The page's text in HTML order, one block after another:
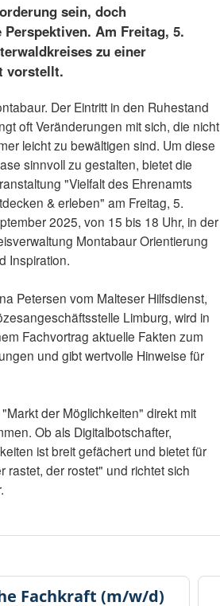
sein, doch
Am Freitag, 5.
zu einer
vorstellt.
Der Eintritt in den Ruhestand
oft Veränderungen mit sich, die nicht
leicht zu bewältigen sind. Um diese
sinnvoll zu gestalten, bietet die
"Vielfalt des Ehrenamts
& erleben" am Freitag, 5.
2025, von 15 bis 18 Uhr, in der
Montabaur Orientierung
Inspiration.
Petersen vom Malteser Hilfsdienst,
Limburg, wird in
Fachvortrag aktuelle Fakten zum
und gibt wertvolle Hinweise für
der Möglichkeiten" direkt mit
Ob als Digitalbotschafter,
ist breit gefächert und bietet für
rastet, der rostet" und richtet sich
Fachkraft (m/w/d)